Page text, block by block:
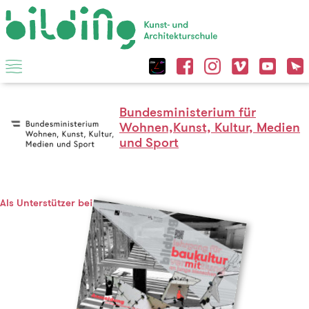
Bundesministerium für
Wohnen,Kunst, Kultur, Medien
und Sport
Als Unterstützer bei